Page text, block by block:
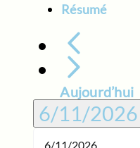
Résumé
Aujourd’hui
6/11/2026